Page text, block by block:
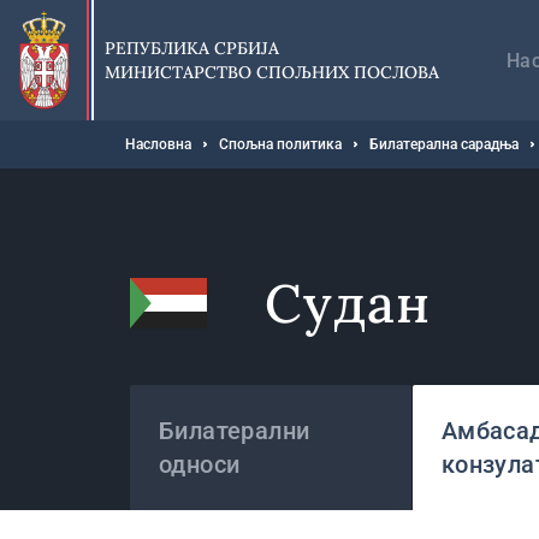
Прескочи
главни
део
садржаја
РЕПУБЛИКА СРБИЈА
МИНИСТАРСТВО СПОЉНИХ ПОСЛОВА
Мрвице
Насловна Спољна политика Билатерална сарадња
Судан
Билатерални
односи